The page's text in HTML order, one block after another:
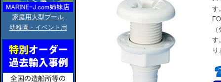
家庭用大型プール
幼稚園・イベント用
す
す
り